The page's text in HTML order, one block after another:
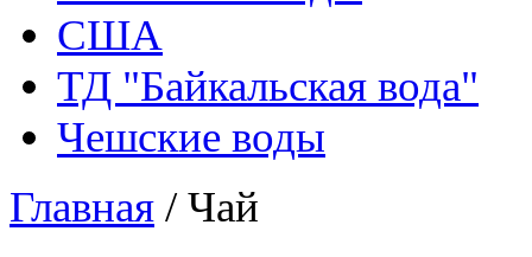
США
ТД "Байкальская вода"
Чешские воды
Главная /Чай